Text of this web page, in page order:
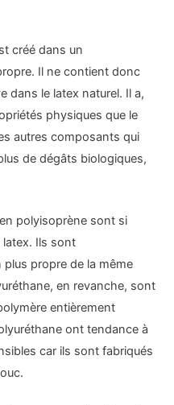
créé dans un
Il ne contient donc
dans le latex naturel. Il a,
physiques que le
autres composants qui
de dégâts biologiques,
polyisoprène sont si
latex. Ils sont
propre de la même
en revanche, sont
entièrement
ont tendance à
car ils sont fabriqués